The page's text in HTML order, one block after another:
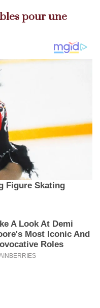
pour une